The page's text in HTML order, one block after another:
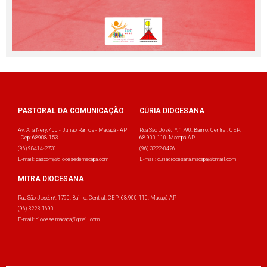
PASTORAL DA COMUNICAÇÃO
Av. Ana Nery, 400 - Julião Ramos - Macapá - AP
- Cep: 68908-153
(96) 98414-2731
E-mail: pascom@diocesedemacapa.com
CÚRIA DIOCESANA
Rua São José, nº: 1790. Bairro: Central. CEP:
68.900-110. Macapá-AP
(96) 3222-0426
E-mail: curiadiocesana.macapa@gmail.com
MITRA DIOCESANA
Rua São José, nº: 1790. Bairro: Central. CEP: 68.900-110. Macapá-AP
(96) 3223-1690
E-mail: diocese.macapa@gmail.com